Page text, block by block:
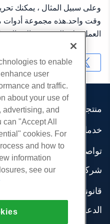
وعلى سبيل المثال ، يمكنك
وقت واحد.هذه مجموعة أدوات
العمل على العديد من
منتجات
استضافة الموقع
استضافة الأعمال
موزع استضافة
موزع العلامة البيضاء
إدارة لينكس VPS
لينكس غير المدارة VPS
نوافذ غير مُدارة VPS
خدمات
هجرات الموقع
تواصل اجتماعي
وثائق المنتج
مدونة
شركة
اتصل بنا
مراكز البيانات
قانوني
شروط الخدمة
الدعم
to enable
user
and traffic.
about your use of
and
"Accept All
cookies. For
and how to
information
see our